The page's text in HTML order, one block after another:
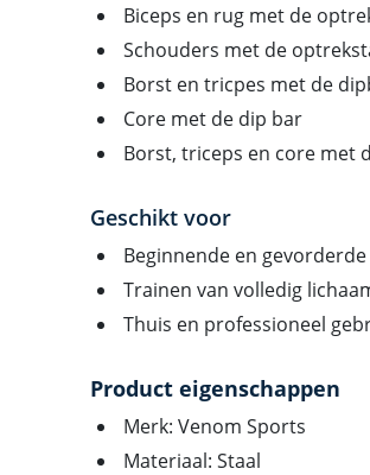
Biceps en rug met de
Schouders met de
Borst en tricpes met de
Core met de dip bar
Borst, triceps en core met
Geschikt voor
Beginnende en
Trainen van volledig
Thuis en professioneel
Product eigenschappen
Merk: Venom Sports
Materiaal: Staal